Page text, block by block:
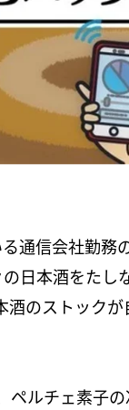
通信会社勤務
日本酒をたし
のストック
ルチェ素子